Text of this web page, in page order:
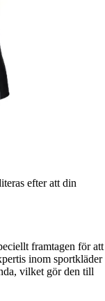
efter att din
framtagen för att
inom sportkläder
vilket gör den till